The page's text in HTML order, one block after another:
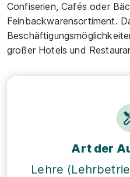
Confiserien, Cafés oder
Feinbackwarensortiment.
großer Hotels und
Art der
Lehre